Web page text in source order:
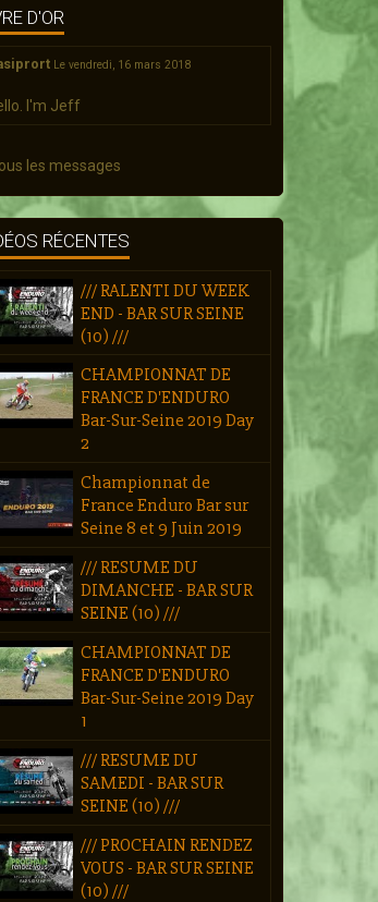
D'OR
Le vendredi, 16 mars 2018
I'm Jeff
les messages
RÉCENTES
/// RALENTI DU WEEK
END - BAR SUR SEINE
(10) ///
CHAMPIONNAT DE
FRANCE D'ENDURO
Bar-Sur-Seine 2019 Day
2
Championnat de
France Enduro Bar sur
Seine 8 et 9 Juin 2019
/// RESUME DU
DIMANCHE - BAR SUR
SEINE (10) ///
CHAMPIONNAT DE
FRANCE D'ENDURO
Bar-Sur-Seine 2019 Day
1
/// RESUME DU
SAMEDI - BAR SUR
SEINE (10) ///
/// PROCHAIN RENDEZ
VOUS - BAR SUR SEINE
(10) ///